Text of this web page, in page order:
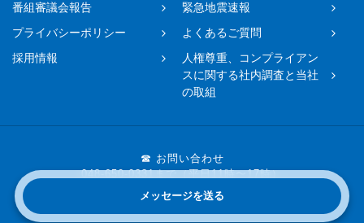
メッセージを送る
番組審議会報告
緊急地震速報
プライバシーポリシー
よくあるご質問
採用情報
人権尊重、コンプライアン
スに関する社内調査と当社
の取組
☎ お問い合わせ
048-650-0331まで（平日11時〜17時）
Copyright © 2019 FM NACK5 All rights reserved.